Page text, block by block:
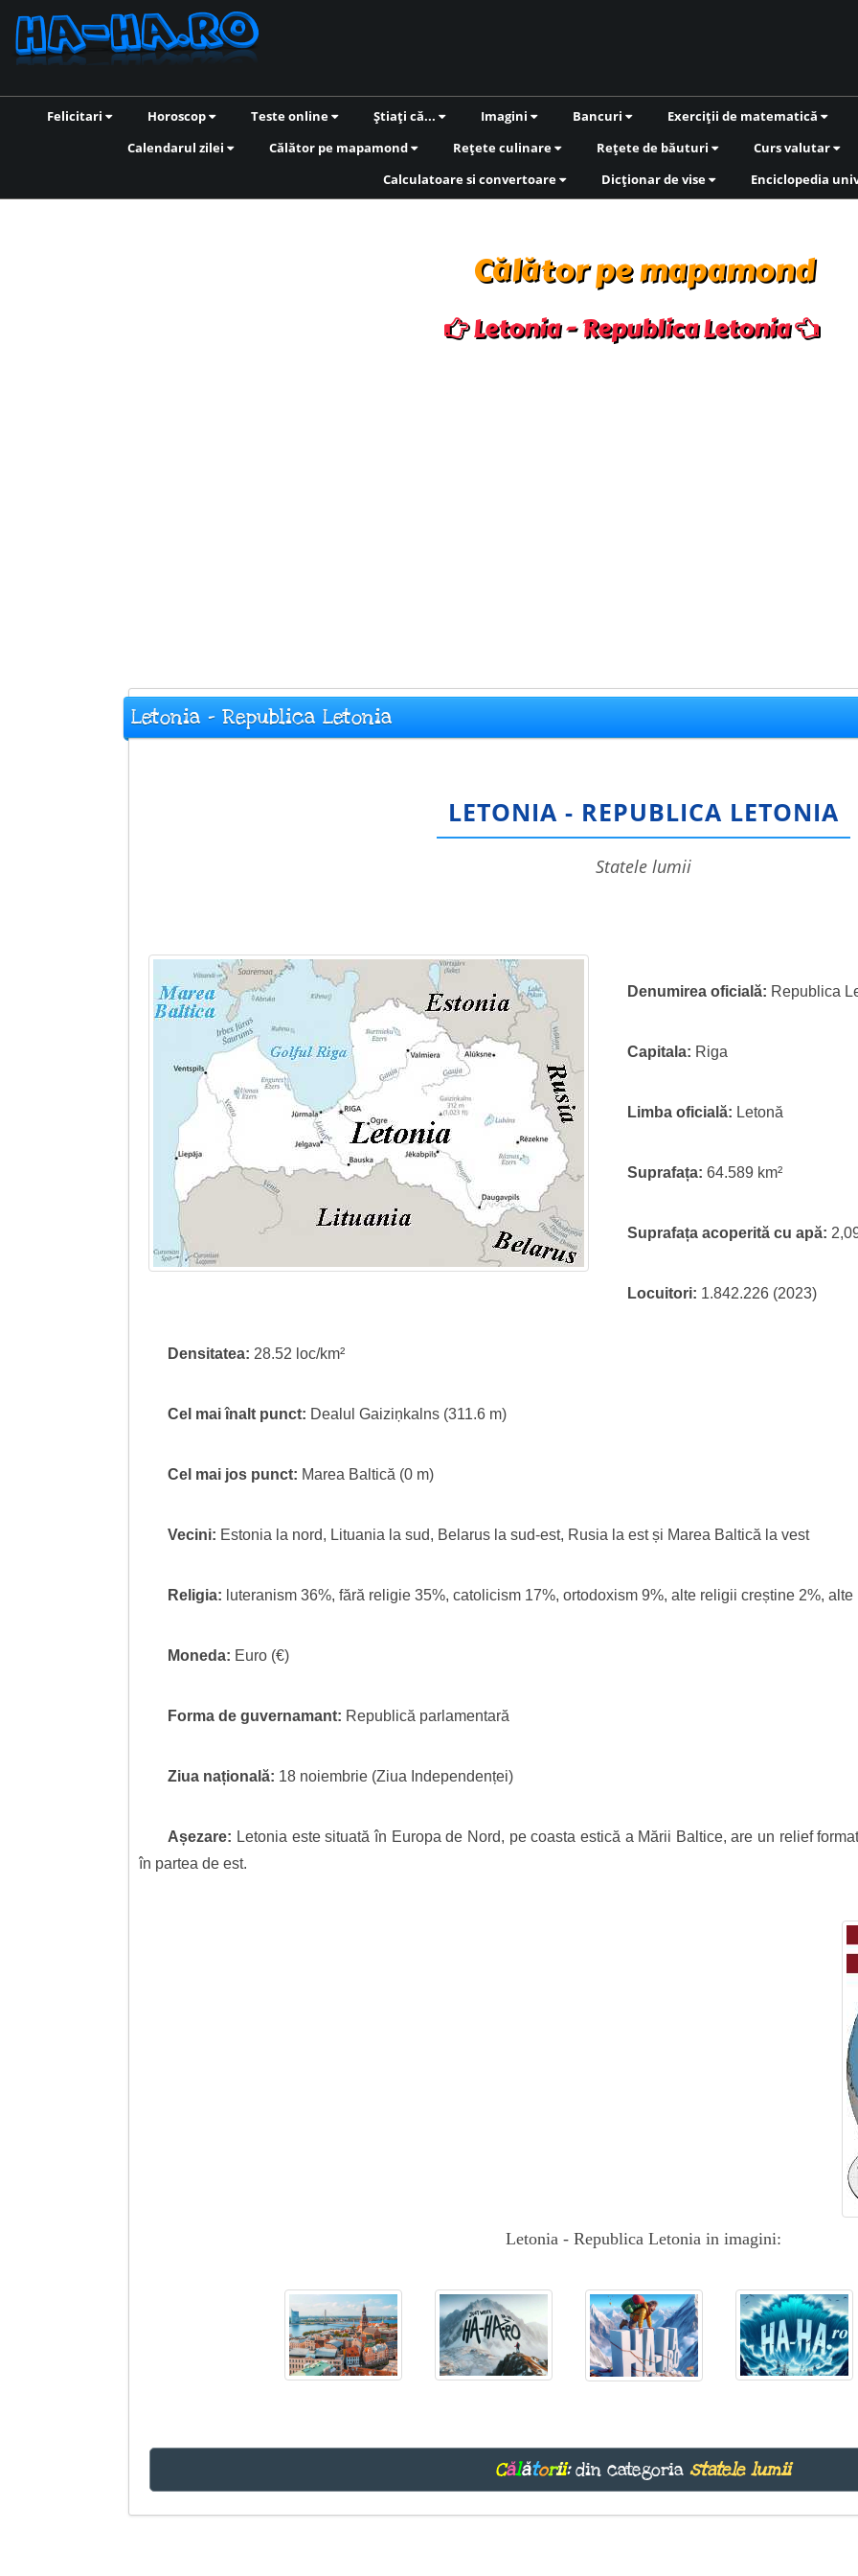
Felicitari Horoscop Teste online Știați că... Imagini Bancuri Exerciții de matematică
Calendarul zilei
Călător pe mapamond Rețete culinare Rețete de băuturi Curs valutar
Calculatoare si convertoare
Dicționar de vise Enciclopedia
Călător pe mapamond
Letonia - Republica Letonia
Letonia - Republica Letonia
LETONIA - REPUBLICA LETONIA
statele lumii
Denumirea oficială: Republica
Capitala: Riga
Limba oficială: Letonă
Suprafața:64.589 km²
Suprafața acoperită cu apă:
Locuitori: 1.842.226 (2023)
Densitatea: 28.52 loc/km²
Cel mai înalt punct: Dealul Gaiziņkalns (311.6 m)
Cel mai jos punct: Marea Baltică (0 m)
Vecini: Estonia la nord, Lituania la sud, Belarus la sud-est, Rusia la est și Marea Baltică la vest
Religia: luteranism 36%, fără religie 35%, catolicism 17%, ortodoxism 9%, alte religii creștine 2%,
Moneda: Euro (€)
Forma de guvernamant: Republică parlamentară
Ziua națională: 18 noiembrie (Ziua Independenței)
Așezare: Letonia este situată în Europa de Nord, pe coasta estică a Mării Baltice, are un relief
în partea de est.
Letonia - Republica Letonia in imagini:
Călătorii:din categoriastatele lumii